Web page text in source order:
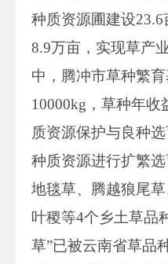
种质资源圃建设
8.9万亩，实现草产
中，腾冲市草种繁
10000kg，草种年收
质资源保护与良种
种质资源进行扩繁
地毯草、腾越狼尾
叶稷等4个乡土草品
草”已被云南省草品